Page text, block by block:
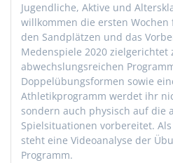
Jugendliche, Aktive und
willkommen die ersten
den Sandplätzen und das
Medenspiele 2020
abwechslungsreichen
Doppelübungsformen sowie
Athletikprogramm werdet ihr
sondern auch physisch auf die
Spielsituationen vorbereitet.
steht eine Videoanalyse der
Programm.